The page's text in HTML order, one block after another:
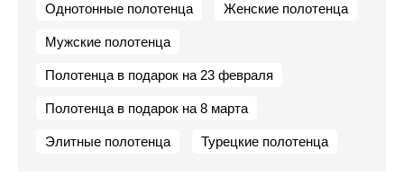
Однотонные полотенца Женские полотенца
Мужские полотенца
Полотенца в подарок на 23 февраля
Полотенца в подарок на 8 марта
Элитные полотенца Турецкие полотенца